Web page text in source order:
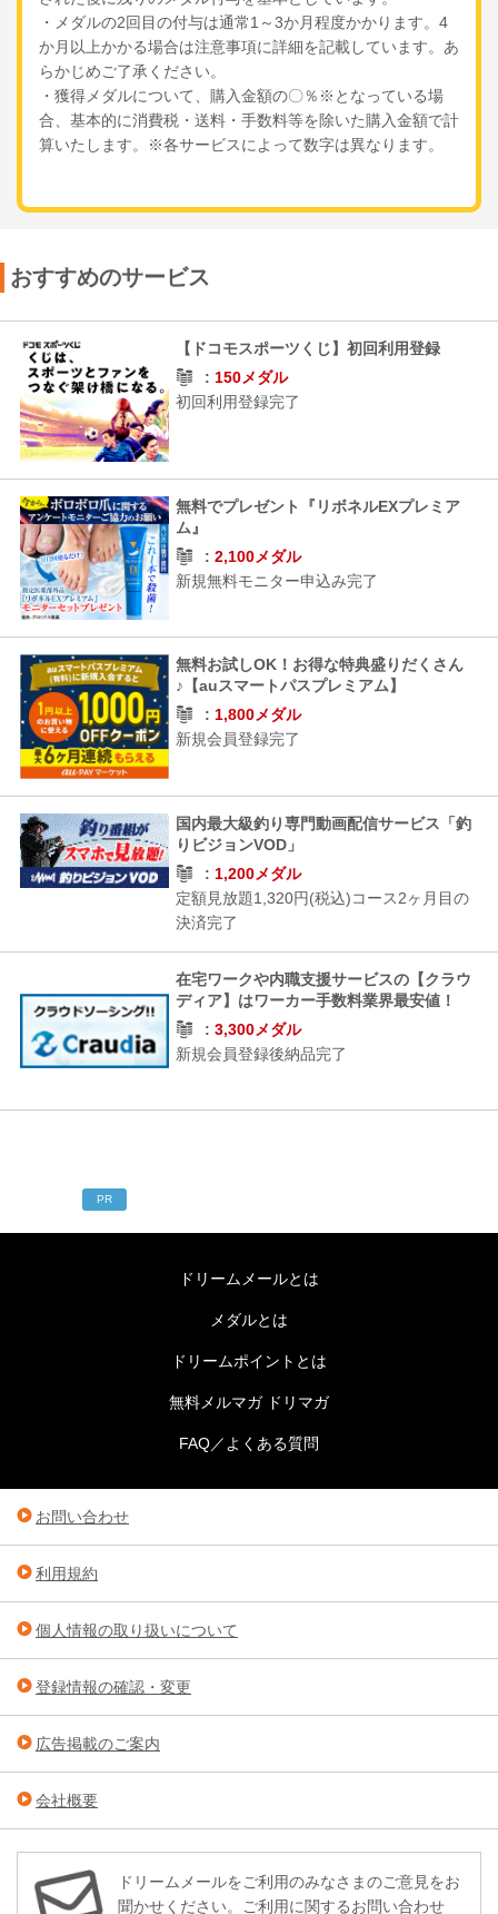
・メダルの2回目の付与は通常1～3か月程度かかります。4
か月以上かかる場合は注意事項に詳細を記載しています。あ
らかじめご了承ください。
・獲得メダルについて、購入金額の〇％※となっている場
合、基本的に消費税・送料・手数料等を除いた購入金額で計
算いたします。※各サービスによって数字は異なります。
おすすめのサービス
【ドコモスポーツくじ】初回利用登録
150メダル
初回利用登録完了
無料でプレゼント『リボネルEXプレミア
ム』
2,100メダル
新規無料モニター申込み完了
無料お試しOK！お得な特典盛りだくさん
♪【auスマートパスプレミアム】
1,800メダル
新規会員登録完了
国内最大級釣り専門動画配信サービス「釣
りビジョンVOD」
1,200メダル
定額見放題1,320円(税込)コース2ヶ月目の
決済完了
在宅ワークや内職支援サービスの【クラウ
ディア】はワーカー手数料業界最安値！
3,300メダル
新規会員登録後納品完了
PR
ドリームメールとは
メダルとは
ドリームポイントとは
無料メルマガ ドリマガ
FAQ／よくある質問
お問い合わせ
利用規約
個人情報の取り扱いについて
登録情報の確認・変更
広告掲載のご案内
会社概要
ドリームメールをご利用のみなさまのご意見をお
聞かせください。ご利用に関するお問い合わせ